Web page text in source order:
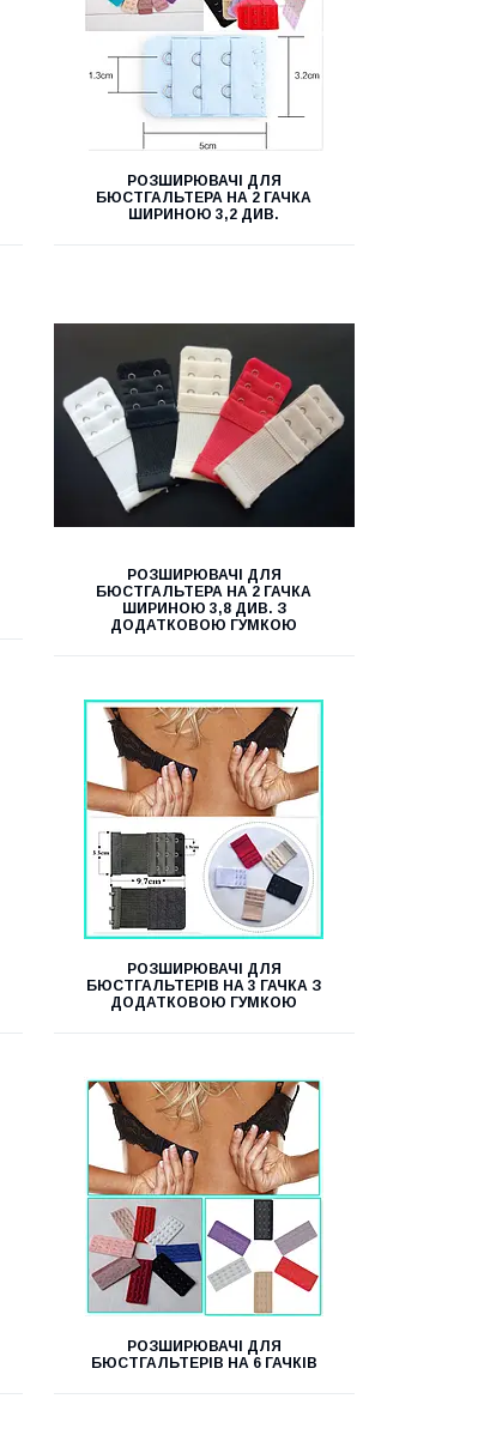
РОЗШИРЮВАЧІ ДЛЯ
БЮСТГАЛЬТЕРА НА 2 ГАЧКА
ШИРИНОЮ 3,2 ДИВ.
РОЗШИРЮВАЧІ ДЛЯ
БЮСТГАЛЬТЕРА НА 2 ГАЧКА
ШИРИНОЮ 3,8 ДИВ. З
ДОДАТКОВОЮ ГУМКОЮ
РОЗШИРЮВАЧІ ДЛЯ
БЮСТГАЛЬТЕРІВ НА 3 ГАЧКА З
ДОДАТКОВОЮ ГУМКОЮ
РОЗШИРЮВАЧІ ДЛЯ
БЮСТГАЛЬТЕРІВ НА 6 ГАЧКІВ